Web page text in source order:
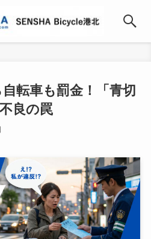
転車も罰金！「青切
良の罠